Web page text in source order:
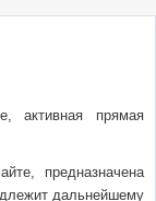
активная прямая
предназначена
дальнейшему